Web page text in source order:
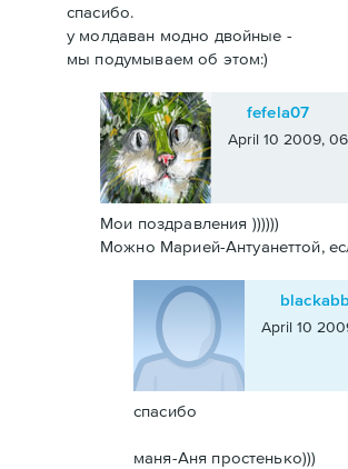
спасибо.
у молдаван модно двойные -
мы подумываем об этом:)
fefela07
April 10 2009,
Мои поздравления ))))))
Можно Марией-Антуанеттой,
April 10
спасибо
маня-Аня простенько)))